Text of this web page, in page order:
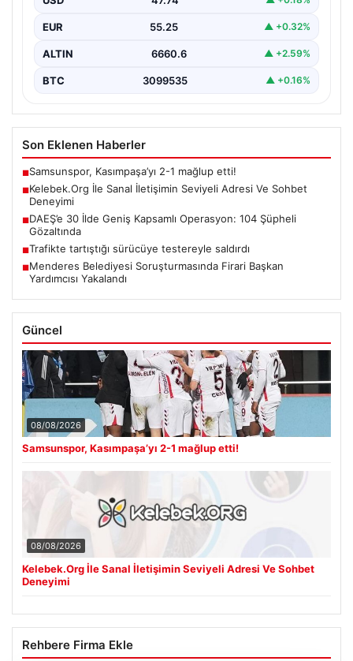
EUR 55.25 ▲ +0.32%
ALTIN 6660.6 ▲ +2.59%
BTC 3099535 ▲ +0.16%
Son Eklenen Haberler
■Samsunspor, Kasımpaşa’yı 2-1 mağlup etti!
■Kelebek.Org İle Sanal İletişimin Seviyeli Adresi Ve Sohbet
Deneyimi
■DAEŞ’e 30 İlde Geniş Kapsamlı Operasyon: 104 Şüpheli
Gözaltında
■Trafikte tartıştığı sürücüye testereyle saldırdı
■Menderes Belediyesi Soruşturmasında Firari Başkan
Yardımcısı Yakalandı
Güncel
08/08/2026
Samsunspor, Kasımpaşa’yı 2-1 mağlup etti!
08/08/2026
Kelebek.Org İle Sanal İletişimin Seviyeli Adresi Ve Sohbet
Deneyimi
Rehbere Firma Ekle